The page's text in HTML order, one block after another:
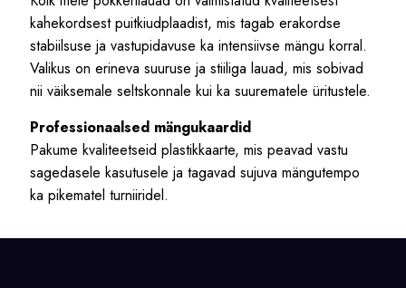
kahekordsest puitkiudplaadist, mis tagab erakordse
stabiilsuse ja vastupidavuse ka intensiivse mängu korral.
Valikus on erineva suuruse ja stiiliga lauad, mis sobivad
nii väiksemale seltskonnale kui ka suurematele üritustele.
Professionaalsed mängukaardid
Pakume kvaliteetseid plastikkaarte, mis peavad vastu
sagedasele kasutusele ja tagavad sujuva mängutempo
ka pikematel turniiridel.